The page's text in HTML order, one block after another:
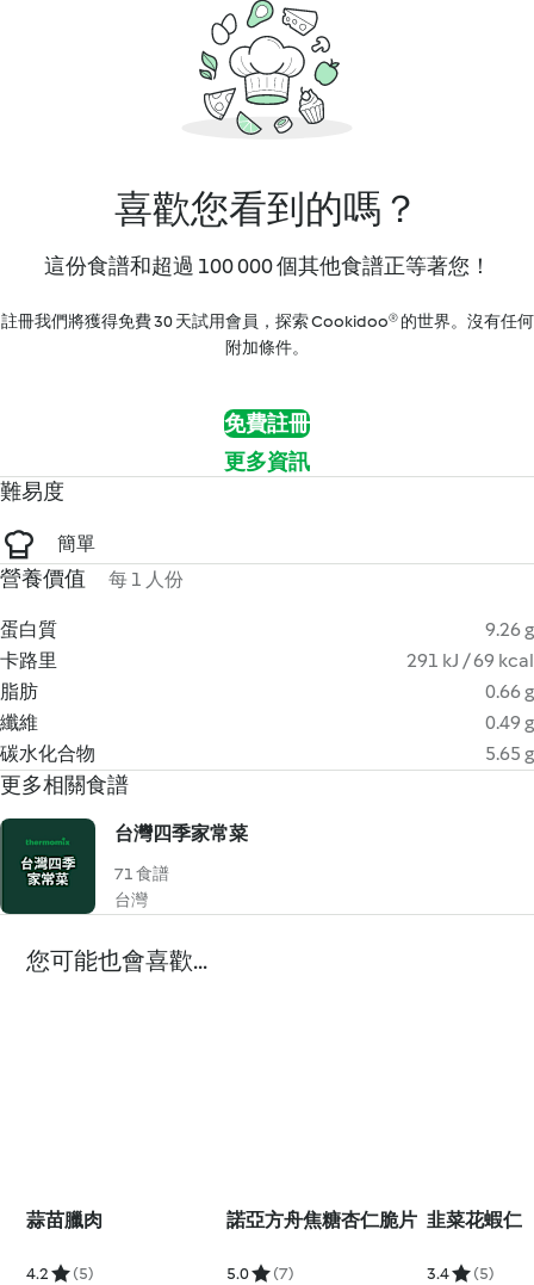
喜歡您看到的嗎？
這份食譜和超過 100 000 個其他食譜正等著您！
註冊我們將獲得免費 30 天試用會員，探索 Cookidoo® 的世界。沒有任何
附加條件。
免費註冊
更多資訊
難易度
簡單
營養價值 每 1 人份
蛋白質
9.26 g
卡路里
291 kJ / 69 kcal
脂肪
0.66 g
纖維
0.49 g
碳水化合物
5.65 g
更多相關食譜
台灣四季家常菜
71 食譜
台灣
您可能也會喜歡...
蒜苗臘肉
4.2 (5)
諾亞方舟焦糖杏仁脆片
5.0 (7)
韭菜花蝦仁
3.4 (5)